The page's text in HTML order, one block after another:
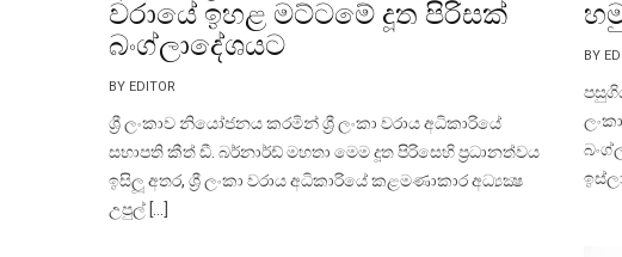
වරායේ ඉහළ මට්ටමේ දූත පිරිසක්
බංග්ලාදේශයට
BY EDITOR
ශ්‍රී ලංකාව නියෝජනය කරමින් ශ්‍රී ලංකා වරාය අධිකාරියේ
සභාපති කීත් ඩී. බර්නාර්ඩ් මහතා මෙම දූත පිරිසෙහි ප්‍රධානත්වය
ඉසිලූ අතර, ශ්‍රී ලංකා වරාය අධිකාරියේ කළමණාකාර අධ්‍යක්‍ෂ
උපුල් […]
BY